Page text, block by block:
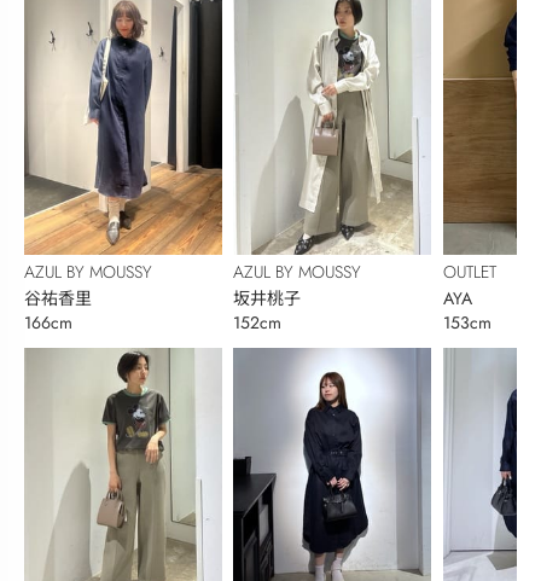
AZUL BY MOUSSY
谷祐香里
166cm
AZUL BY MOUSSY
坂井桃子
152cm
OUTLET
AYA
153cm